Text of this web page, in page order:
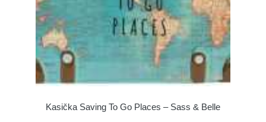
Kasička Saving To Go Places – Sass & Belle